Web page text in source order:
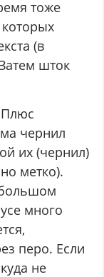
тоже
(в
шток
чернил
их (чернил)
метко).
много
перо. Если
не